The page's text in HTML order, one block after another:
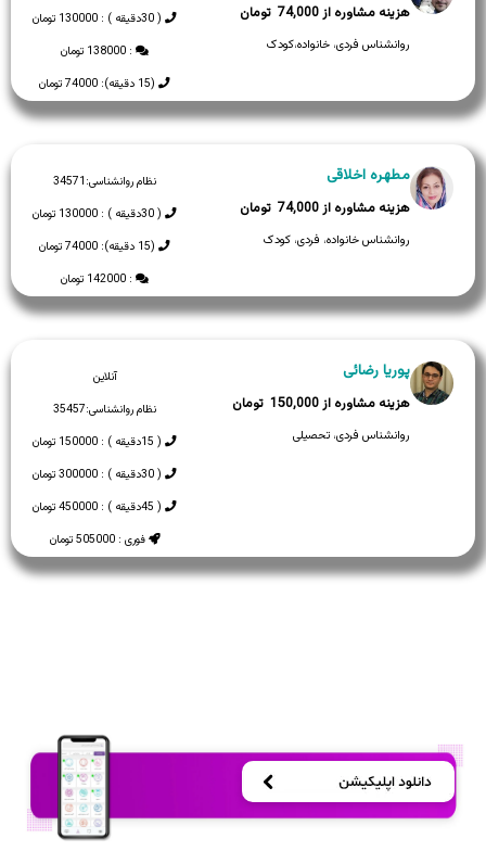
( 30دقیقه ) : 130000 تومان
: 138000 تومان
(15 دقیقه): 74000 تومان
74,000
روانشناس فردی، خانواده،کودک
نظام روانشناسی:34571
( 30دقیقه ) : 130000 تومان
(15 دقیقه): 74000 تومان
: 142000 تومان
مطهره اخلاقی
74,000
روانشناس خانواده، فردی، کودک
آنلاین
نظام روانشناسی:35457
( 15دقیقه ) : 150000 تومان
( 30دقیقه ) : 300000 تومان
( 45دقیقه ) : 450000 تومان
فوری : 505000 تومان
پوریا رضائی
150,000
روانشناس فردی، تحصیلی